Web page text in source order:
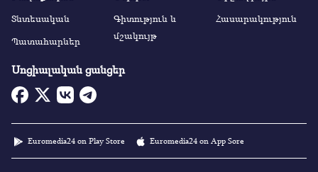
Տնտեսական
Պատահարներ
Գիտություն և
մշակույթ
Հասարակություն
Սոցիալական ցանցեր
Euromedia24 on Play Store Euromedia24 on App Sore